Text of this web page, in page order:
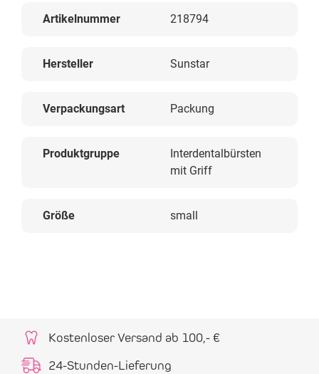
Artikelnummer 218794
Hersteller Sunstar
Verpackungsart Packung
Produktgruppe
Interdentalbürsten
mit Griff
Größe small
Kostenloser Versand ab 100,- €
24-Stunden-Lieferung